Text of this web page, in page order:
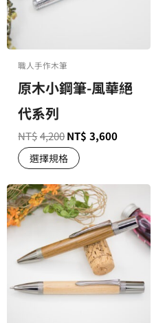
職人手作木筆
原木小鋼筆-風華絕
代系列
NT$4,200NT$ 3,600
選擇規格